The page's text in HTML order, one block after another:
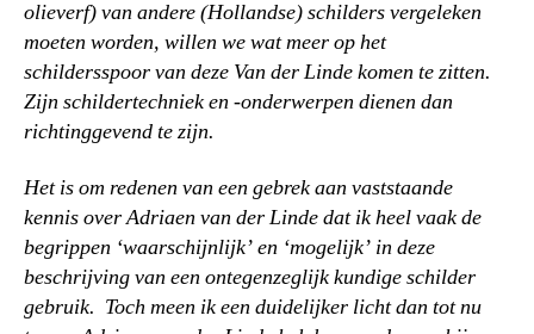
olieverf) van andere (Hollandse) schilders vergeleken
moeten worden, willen we wat meer op het
schildersspoor van deze Van der Linde komen te zitten.
Zijn schildertechniek en -onderwerpen dienen dan
richtinggevend te zijn.
Het is om redenen van een gebrek aan vaststaande
kennis over Adriaen van der Linde dat ik heel vaak de
begrippen ‘waarschijnlijk’ en ‘mogelijk’ in deze
beschrijving van een ontegenzeglijk kundige schilder
gebruik. Toch meen ik een duidelijker licht dan tot nu